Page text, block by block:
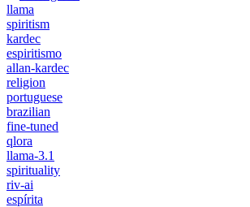
llama
spiritism
kardec
espiritismo
allan-kardec
religion
portuguese
brazilian
fine-tuned
qlora
llama-3.1
spirituality
riv-ai
espírita